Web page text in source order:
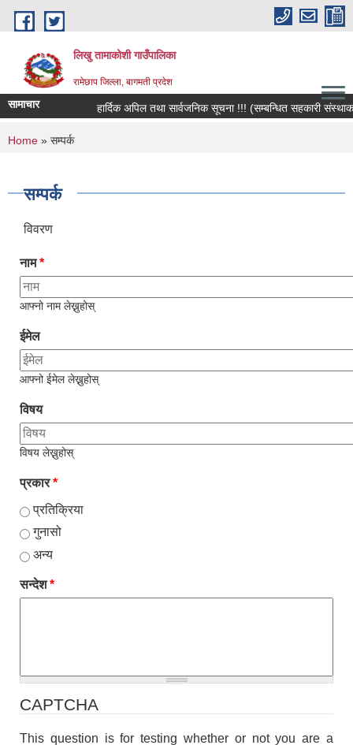
Skip to main content
लिखु तामाकोशी गाउँपालिका
रामेछाप जिल्ला, बागमती प्रदेश
सामाचार हार्दिक अपिल तथा सार्वजनिक सूचना !!! (सम्बन्धित सहकारी संस्थाका
You are here
Home » सम्पर्क
सम्पर्क
विवरण
नाम*
आफ्नो नाम लेख्नुहोस्
ईमेल
आफ्नो ईमेल लेख्नुहोस्
विषय
विषय लेख्नुहोस्
प्रकार*
प्रतिक्रिया
गुनासो
अन्य
सन्देश*
CAPTCHA
This question is for testing whether or not you are a